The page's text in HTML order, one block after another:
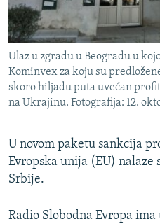
SPECIJALI RSE
VIŠE OD NASLOVA
GENOCID U SREBRENICI
POPLAVE I KLIZIŠTA U BIH 2024.
POST SCRIPTUM
MOJA EVROPA
TRI DECENIJE OD RATA U BIH
SVE KARTE DEJTONA
PRATITE NAS
Ulaz u zgradu u Beogradu u
Kominvex za koju su
skoro hiljadu puta uvećan
na Ukrajinu. Fotografija: 12.
U novom paketu sankcija
Evropska unija (EU) nalaze
Srbije.
Radio Slobodna Evropa